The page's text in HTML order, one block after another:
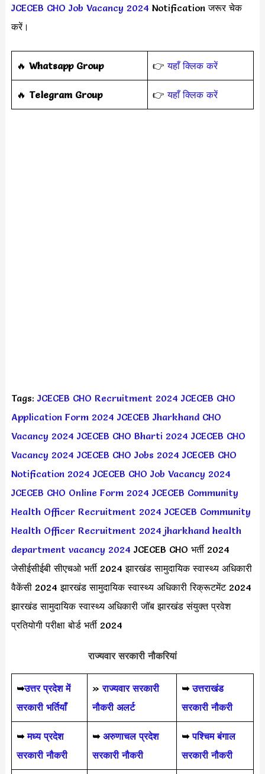
JCECEB CHO Job Vacancy 2024 Notification जरूर चेक
करें।
🔥 Whatsapp Group 👉यहाँ क्लिक करें
‎️‍🔥 Telegram Group 👉यहाँ क्लिक करें
Tags: JCECEB CHO Recruitment 2024 JCECEB CHO
Application Form 2024 JCECEB Jharkhand CHO
Vacancy 2024 JCECEB CHO Bharti 2024 JCECEB CHO
Vacancy 2024 JCECEB CHO Jobs 2024 JCECEB CHO
Notification 2024 JCECEB CHO Job Vacancy 2024
JCECEB CHO Online Form 2024 JCECEB Community
Health Officer Recruitment 2024 JCECEB Community
Health Officer Recruitment 2024 jharkhand health
department vacancy 2024 JCECEB CHO भर्ती 2024
जेसीईसीईबी सीएचओ भर्ती 2024 झारखंड सामुदायिक स्वास्थ्य अधिकारी
वैकेंसी 2024 झारखंड सामुदायिक स्वास्थ्य अधिकारी रिक्रूटमेंट 2024
झारखंड सामुदायिक स्वास्थ्य अधिकारी जॉब झारखंड संयुक्त प्रवेश
प्रतियोगी परीक्षा बोर्ड भर्ती 2024
राज्यवार सरकारी नौकरियां
➥उत्तर प्रदेश में
सरकारी भर्तियाँ
»राज्यवार सरकारी
नौकरी अलर्ट
➥ उत्तराखंड
सरकारी नौकरी
➥ मध्य प्रदेश
सरकारी नौकरी
➥ अरुणाचल प्रदेश
सरकारी नौकरी
➥ पश्चिम बंगाल
सरकारी नौकरी